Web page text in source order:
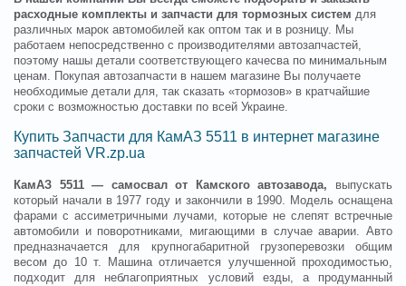
расходные комплекты и запчасти для тормозных систем для
различных марок автомобилей как оптом так и в розницу. Мы
работаем непосредственно с производителями автозапчастей,
поэтому нашы детали соответствующего качесва по минимальным
ценам. Покупая автозапчасти в нашем магазине Вы получаете
необходимые детали для, так сказать «тормозов» в кратчайшие
сроки с возможностью доставки по всей Украине.
Купить Запчасти для КамАЗ 5511 в интернет магазине
запчастей VR.zp.ua
КамАЗ 5511 — самосвал от Камского автозавода, выпускать
который начали в 1977 году и закончили в 1990. Модель оснащена
фарами с ассиметричными лучами, которые не слепят встречные
автомобили и поворотниками, мигающими в случае аварии. Авто
предназначается для крупногабаритной грузоперевозки общим
весом до 10 т. Машина отличается улучшенной проходимостью,
подходит для неблагоприятных условий езды, а продуманный